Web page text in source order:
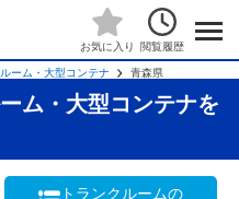
お気に入り 閲覧履歴
ーム・大型コンテナ 青森県
ム・大型コンテナを
トランクルームの